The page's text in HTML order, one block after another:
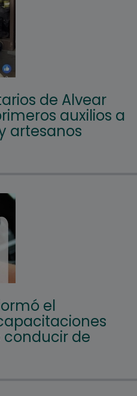
de Alvear
auxilios a
artesanos
el
conducir de